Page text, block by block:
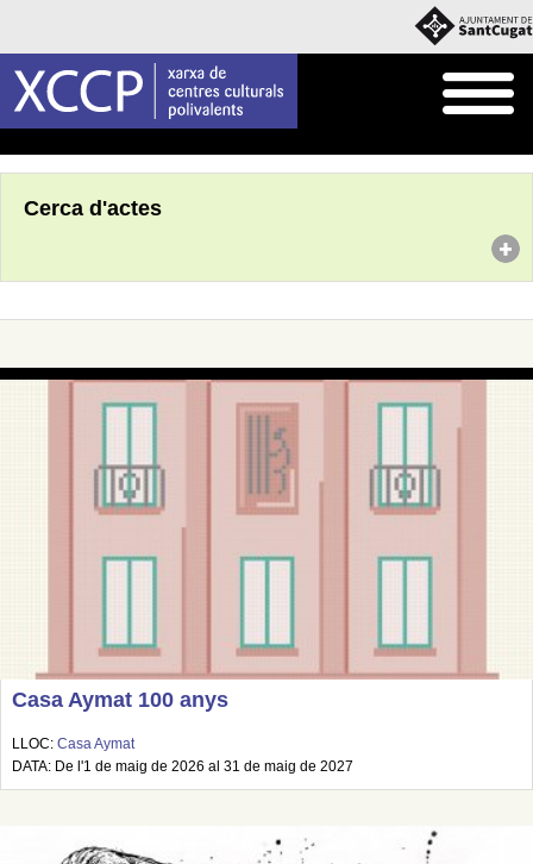
Cerca d'actes
Casa Aymat 100 anys
LLOC: Casa Aymat
DATA: De l'1 de maig de 2026 al 31 de maig de 2027